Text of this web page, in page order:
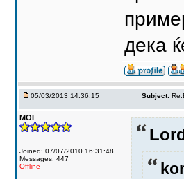
дека
05/03/2013 14:36:15 Subject:
MOI
Joined: 07/07/2010 16:31:48
Messages: 447
Offline